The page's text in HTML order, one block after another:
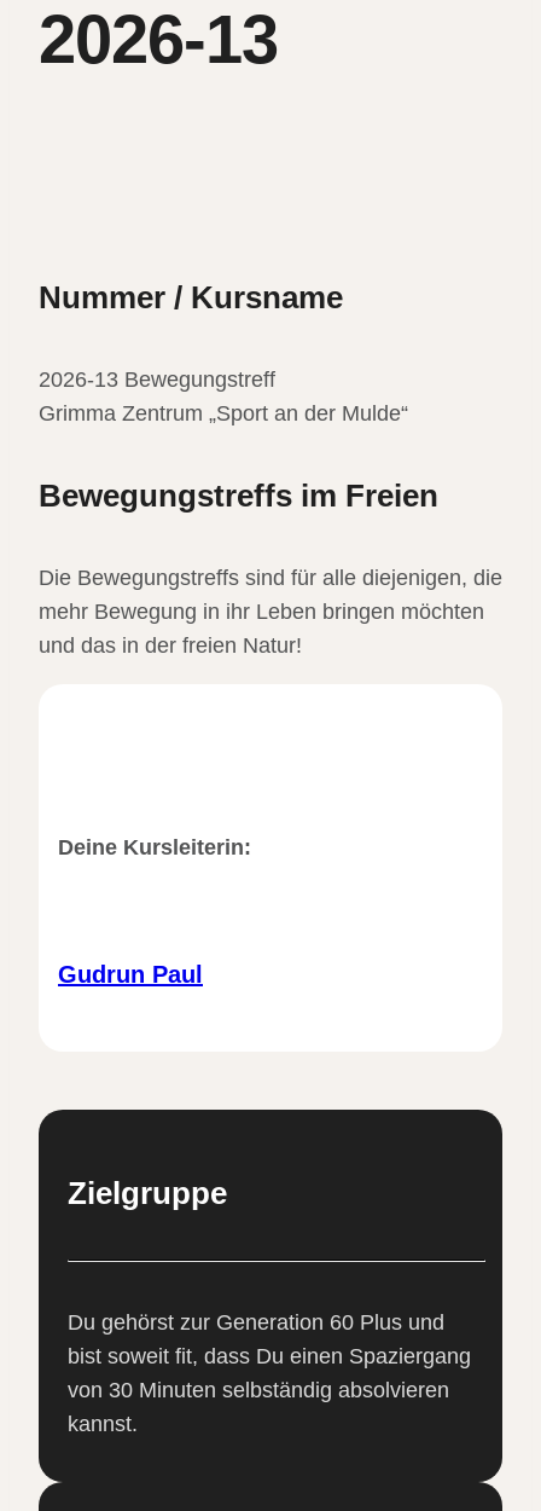
2026-13
Nummer / Kursname
2026-13 Bewegungstreff
Grimma Zentrum „Sport an der Mulde“
Bewegungstreffs im Freien
Die Bewegungstreffs sind für alle diejenigen, die
mehr Bewegung in ihr Leben bringen möchten
und das in der freien Natur!
Deine Kursleiterin:
Gudrun Paul
Zielgruppe
Du gehörst zur Generation 60 Plus und
bist soweit fit, dass Du einen Spaziergang
von 30 Minuten selbständig absolvieren
kannst.